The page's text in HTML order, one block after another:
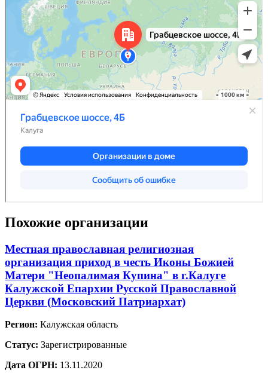
Похожие организации
Местная православная религиозная
организация приход в честь Иконы Божией
Матери "Неопалимая Купина" в г.Калуге
Калужской Епархии Русской Православной
Церкви (Московский Патриархат)
Регион: Калужская область
Статус: Зарегистрированные
Дата ОГРН: 13.11.2020